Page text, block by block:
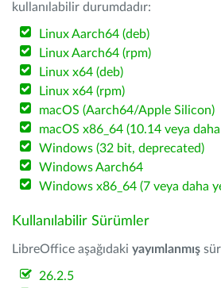
kullanılabilir durumdadır:
Linux Aarch64 (deb)
Linux Aarch64 (rpm)
Linux x64 (deb)
Linux x64 (rpm)
macOS (Aarch64/Apple Silicon)
macOS x86_64 (10.14 veya
Windows (32 bit, deprecated)
Windows Aarch64
Windows x86_64 (7 veya daha
Kullanılabilir Sürümler
LibreOffice aşağıdaki yayımlanmış
26.2.5